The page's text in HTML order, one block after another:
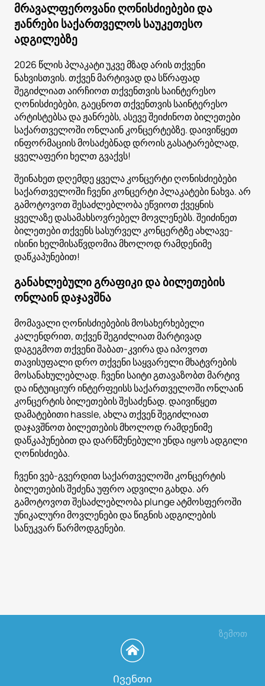
მრავალფეროვანი ღონისძიებები და
ჟანრები საქართველოს საუკეთესო
ადგილებზე
2026 წლის პლაკატი უკვე მზად არის თქვენი
ნახვისთვის. თქვენ მარტივად და სწრაფად
შეგიძლიათ აირჩიოთ თქვენთვის საინტერესო
ღონისძიებები, გაეცნოთ თქვენთვის საინტერესო
არტისტებსა და ჟანრებს, ასევე შეიძინოთ ბილეთები
საქართველოში ონლაინ კონცერტებზე. დაივიწყეთ
ინფორმაციის მოსაძებნად დროის გასატარებლად,
ყველაფერი ხელთ გვაქვს!
შეინახეთ დღემდე ყველა კონცერტი ღონისძიებები
საქართველოში ჩვენი კონცერტი პლაკატები ნახვა. არ
გამოტოვოთ შესაძლებლობა ეწვიოთ ქვეყნის
ყველაზე დასამახსოვრებელ მოვლენებს. შეიძინეთ
ბილეთები თქვენს სასურველ კონცერტზე ახლავე-
ისინი ხელმისაწვდომია მხოლოდ რამდენიმე
დაწკაპუნებით!
განახლებული გრაფიკი და ბილეთების
ონლაინ დაჯავშნა
მომავალი ღონისძიებების მოსახერხებელი
კალენდრით, თქვენ შეგიძლიათ მარტივად
დაგეგმოთ თქვენი შაბათ-კვირა და იპოვოთ
თავისუფალი დრო თქვენი საყვარელი მხატვრების
მოსანახულებლად. ჩვენი საიტი გთავაზობთ მარტივ
და ინტუიციურ ინტერფეისს საქართველოში ონლაინ
კონცერტის ბილეთების შესაძენად. დაივიწყეთ
დამატებითი hassle, ახლა თქვენ შეგიძლიათ
დაჯავშნოთ ბილეთების მხოლოდ რამდენიმე
დაწკაპუნებით და დარწმუნებული უნდა იყოს ადგილი
ღონისძიება.
ჩვენი ვებ-გვერდით საქართველოში კონცერტის
ბილეთების შეძენა უფრო ადვილი გახდა. არ
გამოტოვოთ შესაძლებლობა plunge ატმოსფეროში
უნიკალური მოვლენები და წიგნის ადგილების
სანუკვარ წარმოდგენები.
ზემოთ
Ივენთი